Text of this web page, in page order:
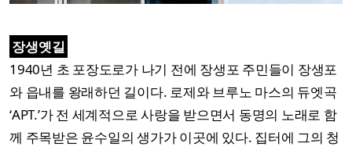
장생옛길
1940년 초 포장도로가 나기 전에 장생포 주민들이 장생포
와 읍내를 왕래하던 길이다. 로제와 브루노 마스의 듀엣곡
‘APT.’가 전 세계적으로 사랑을 받으면서 동명의 노래로 함
께 주목받은 윤수일의 생가가 이곳에 있다. 집터에 그의 청